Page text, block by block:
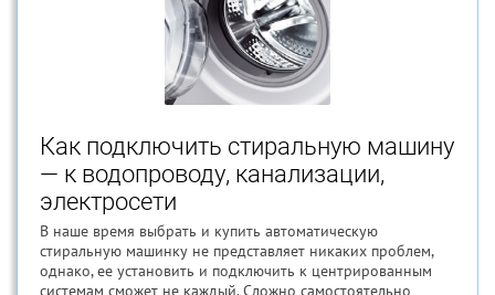
Как подключить стиральную машину
— к водопроводу, канализации,
электросети
В наше время выбрать и купить автоматическую
стиральную машинку не представляет никаких проблем,
однако, ее установить и подключить к центрированным
системам сможет не каждый. Сложно самостоятельно